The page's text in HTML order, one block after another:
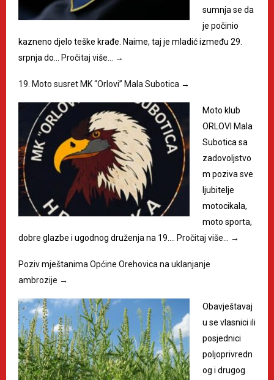
sumnja se da
je počinio
kazneno djelo teške krađe. Naime, taj je mladić između 29.
srpnja do…
Pročitaj više… →
19. Moto susret MK “Orlovi” Mala Subotica →
Moto klub
ORLOVI Mala
Subotica sa
zadovoljstvo
m poziva sve
ljubitelje
motocikala,
moto sporta,
dobre glazbe i ugodnog druženja na 19.…
Pročitaj više… →
Poziv mještanima Općine Orehovica na uklanjanje
ambrozije →
Obavještavaj
u se vlasnici ili
posjednici
poljoprivredn
og i drugog